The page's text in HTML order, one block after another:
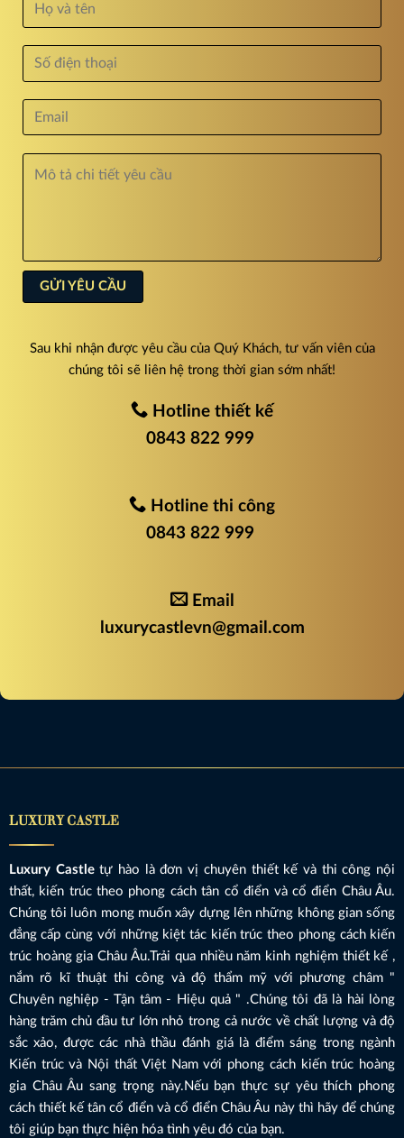
Sau khi nhận được yêu cầu của Quý Khách, tư vấn viên của
chúng tôi sẽ liên hệ trong thời gian sớm nhất!
Hotline thiết kế
0843 822 999
Hotline thi công
0843 822 999
Email
luxurycastlevn@gmail.com
LUXURY CASTLE
Luxury Castletự hào là đơn vị chuyên thiết kế và thi công nội
thất, kiến trúc theo phong cách tân cổ điển và cổ điển Châu Âu.
Chúng tôi luôn mong muốn xây dựng lên những không gian sống
đẳng cấp cùng với những kiệt tác kiến trúc theo phong cách kiến
trúc hoàng gia Châu Âu.Trải qua nhiều năm kinh nghiệm thiết kế ,
nắm rõ kĩ thuật thi công và độ thẩm mỹ với phương châm "
Chuyên nghiệp - Tận tâm - Hiệu quả " .Chúng tôi đã là hài lòng
hàng trăm chủ đầu tư lớn nhỏ trong cả nước về chất lượng và độ
sắc xảo, được các nhà thầu đánh giá là điểm sáng trong ngành
Kiến trúc và Nội thất Việt Nam với phong cách kiến trúc hoàng
gia Châu Âu sang trọng này.Nếu bạn thực sự yêu thích phong
cách thiết kế tân cổ điển và cổ điển Châu Âu này thì hãy để chúng
tôi giúp bạn thực hiện hóa tình yêu đó của bạn.